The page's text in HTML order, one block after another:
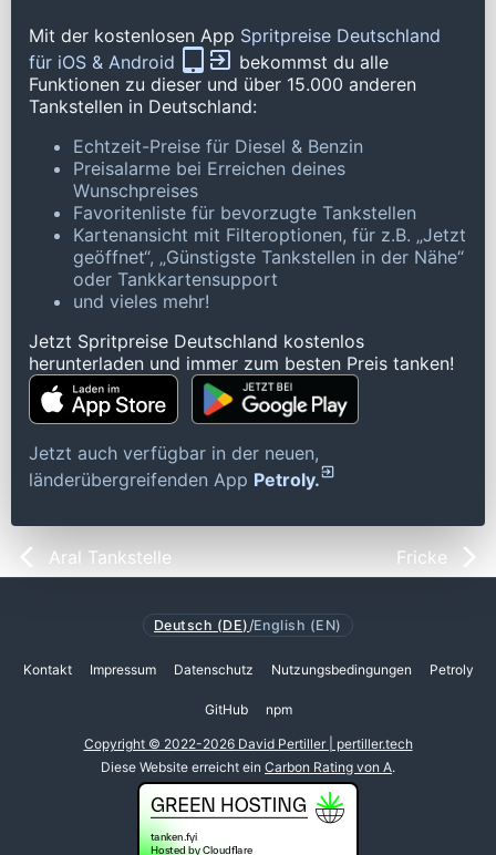
Mit der kostenlosen App Spritpreise Deutschland
für iOS & Android
bekommst du alle
Funktionen zu dieser und über 15.000 anderen
Tankstellen in Deutschland:
Echtzeit-Preise für Diesel & Benzin
Preisalarme bei Erreichen deines
Wunschpreises
Favoritenliste für bevorzugte Tankstellen
Kartenansicht mit Filteroptionen, für z.B. „Jetzt
geöffnet“, „Günstigste Tankstellen in der Nähe“
oder Tankkartensupport
und vieles mehr!
Jetzt Spritpreise Deutschland kostenlos
herunterladen und immer zum besten Preis tanken!
Jetzt auch verfügbar in der neuen,
länderübergreifenden App Petroly.
Aral Tankstelle Fricke
Deutsch (DE) /English (EN)
Kontakt Impressum Datenschutz Nutzungsbedingungen Petroly
GitHub npm
Copyright © 2022-2026 David Pertiller | pertiller.tech
Diese Website erreicht ein Carbon Rating von A.